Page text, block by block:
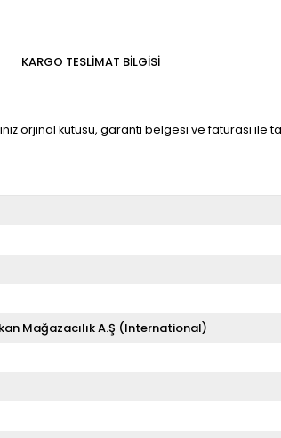
KARGO TESLIMAT BILGISI
orjinal kutusu, garanti belgesi ve faturası ile
Mağazacılık A.Ş (International)